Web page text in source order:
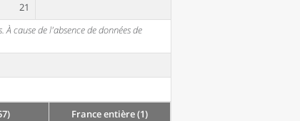
21
cause de l'absence de données de
France entière (1)